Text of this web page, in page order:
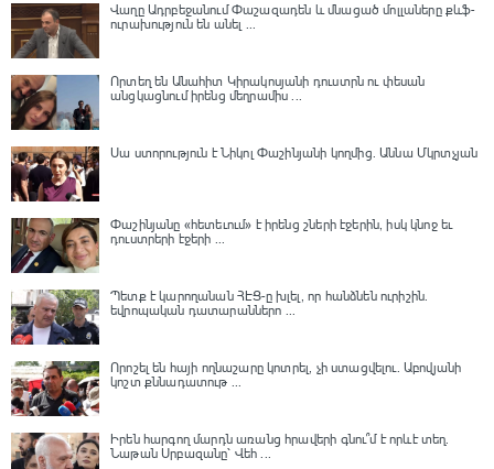
Վաղը Ադրբեջանում Փաշազադեն և մնացած մոլլաները քևֆ-
ուրախություն են անել ...
Որտեղ են Անահիտ Կիրակոսյանի դուստրն ու փեսան
անցկացնում իրենց մեղրամիս ...
Սա ստորություն է Նիկոլ Փաշինյանի կողմից․ Աննա Մկրտչյան
Փաշինյանը «հետեւում» է իրենց շների էջերին, իսկ կնոջ եւ
դուստրերի էջերի ...
Պետք է կարողանան ՀԷՑ-ը խլել, որ հանձնեն ուրիշին.
եվրոպական դատարաններո ...
Որոշել են հայի ողնաշարը կոտրել, չի ստացվելու․ Աբովյանի
կոշտ քննադատութ ...
Իրեն հարգող մարդն առանց հրավերի գնու՞մ է որևէ տեղ.
Նաթան Սրբազանը՝ Վեհ ...